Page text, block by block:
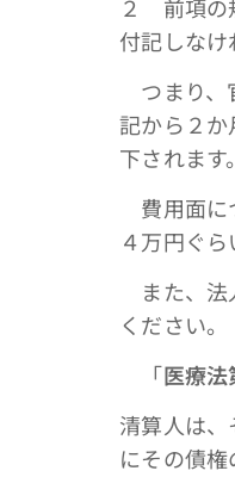
２ 前項の
付記しなけ
つまり、
記から２
下されます。
費用面に
４万円ぐら
また、法
ください
「医療法
清算人は
にその債